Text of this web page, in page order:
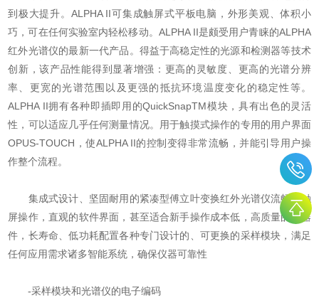
到极大提升。ALPHA II可集成触屏式平板电脑，外形美观、体积小
巧，可在任何实验室内轻松移动。ALPHA II是颇受用户青睐的ALPHA
红外光谱仪的最新一代产品。得益于高稳定性的光源和检测器等技术
创新，该产品性能得到显著增强：更高的灵敏度、更高的光谱分辨
率、更宽的光谱范围以及更强的抵抗环境温度变化的稳定性等。
ALPHA II拥有各种即插即用的QuickSnapTM模块，具有出色的灵活
性，可以适应几乎任何测量情况。用于触摸式操作的专用的用户界面
OPUS-TOUCH，使ALPHA II的控制变得非常流畅，并能引导用户操
作整个流程。
集成式设计、坚固耐用的紧凑型傅立叶变换红外光谱仪流畅的触
屏操作，直观的软件界面，甚至适合新手操作成本低，高质量的元器
件，长寿命、低功耗配置各种专门设计的、可更换的采样模块，满足
任何应用需求诸多智能系统，确保仪器可靠性
-采样模块和光谱仪的电子编码